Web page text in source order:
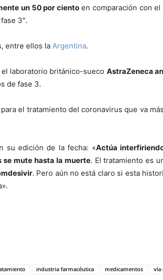
un 50 por cientoen comparación con el
3″.
entre ellos la Argentina.
laboratorio británico-sueco AstraZeneca
de fase 3.
el tratamiento del coronavirus que va
su edición de la fecha: «Actúa
se mute hasta la muerte. El tratamiento es
. Pero aún no está claro si esta
industria farmacéutica medicamentos vía